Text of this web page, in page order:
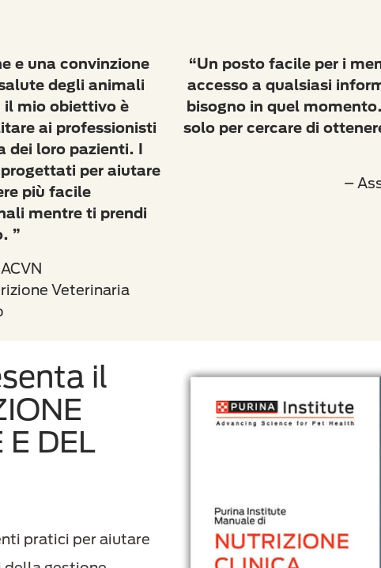
e una convinzione
degli animali
il mio obiettivo è
ai professionisti
dei loro pazienti. I
per aiutare
più facile
mentre ti prendi
”
Veterinaria
“Un posto facile per i
accesso a qualsiasi
bisogno in quel
solo per cercare di
–
il
E DEL
pratici per aiutare